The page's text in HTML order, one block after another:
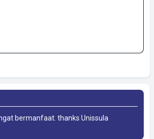
bermanfaat. thanks Unissula